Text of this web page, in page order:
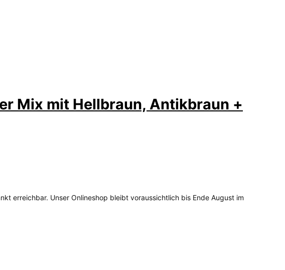
Mix mit Hellbraun, Antikbraun +
erreichbar. Unser Onlineshop bleibt voraussichtlich bis Ende August im